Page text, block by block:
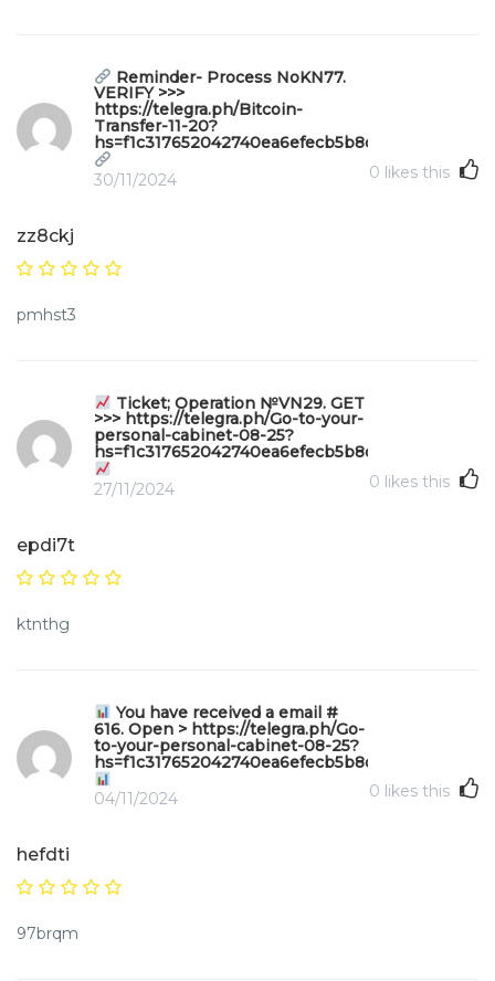
Reminder- Process NoKN77.
VERIFY >>>
https://telegra.ph/Bitcoin-
Transfer-11-20?
hs=f1c317652042740ea6efecb5b8da571e&
30/11/2024
0 likes this
zz8ckj
pmhst3
Ticket; Operation №VN29. GET
>>> https://telegra.ph/Go-to-your-
personal-cabinet-08-25?
hs=f1c317652042740ea6efecb5b8da571e&
27/11/2024
0 likes this
epdi7t
ktnthg
You have received a email #
616. Open > https://telegra.ph/Go-
to-your-personal-cabinet-08-25?
hs=f1c317652042740ea6efecb5b8da571e&
04/11/2024
0 likes this
hefdti
97brqm